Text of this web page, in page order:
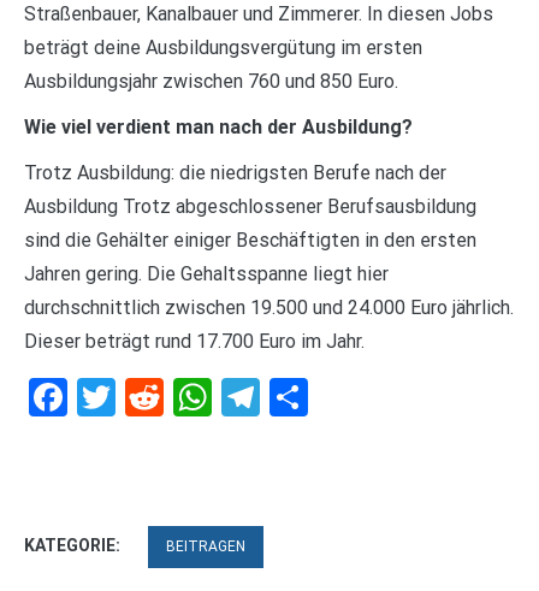
Straßenbauer, Kanalbauer und Zimmerer. In diesen Jobs
beträgt deine Ausbildungsvergütung im ersten
Ausbildungsjahr zwischen 760 und 850 Euro.
Wie viel verdient man nach der Ausbildung?
Trotz Ausbildung: die niedrigsten Berufe nach der
Ausbildung Trotz abgeschlossener Berufsausbildung
sind die Gehälter einiger Beschäftigten in den ersten
Jahren gering. Die Gehaltsspanne liegt hier
durchschnittlich zwischen 19.500 und 24.000 Euro jährlich.
Dieser beträgt rund 17.700 Euro im Jahr.
Facebook
Twitter
RedditWhatsApp
Telegram
KATEGORIE: BEITRAGEN